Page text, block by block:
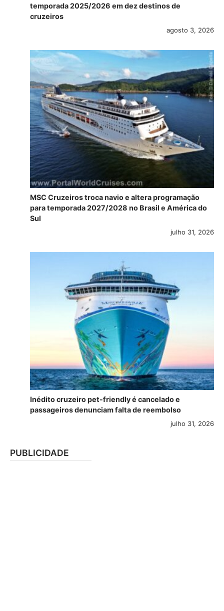
temporada 2025/2026 em dez destinos de
cruzeiros
agosto 3, 2026
MSC Cruzeiros troca navio e altera programação
para temporada 2027/2028 no Brasil e América do
Sul
julho 31, 2026
Inédito cruzeiro pet-friendly é cancelado e
passageiros denunciam falta de reembolso
julho 31, 2026
PUBLICIDADE